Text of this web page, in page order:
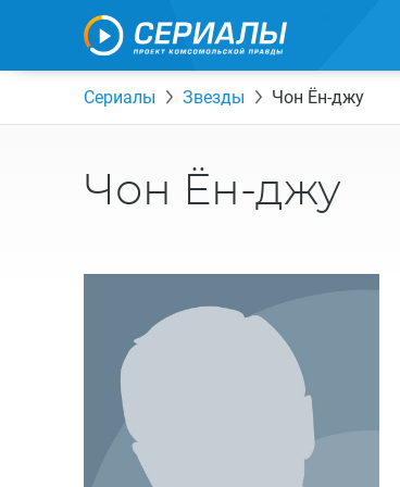
Сериалы Звезды Чон Ён-джу
Чон Ён-джу